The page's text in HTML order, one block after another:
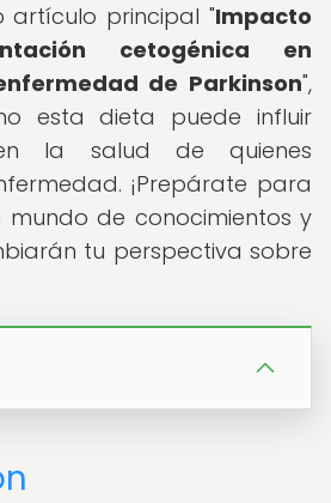
artículo principal "Impacto
cetogénica en
de Parkinson",
esta dieta puede influir
en la salud de quienes
¡Prepárate para
mundo de conocimientos y
tu perspectiva sobre